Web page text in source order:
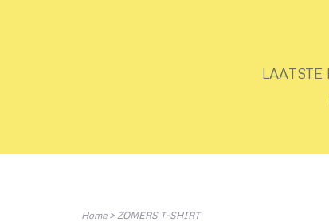
Home> ZOMERS T-SHIRT